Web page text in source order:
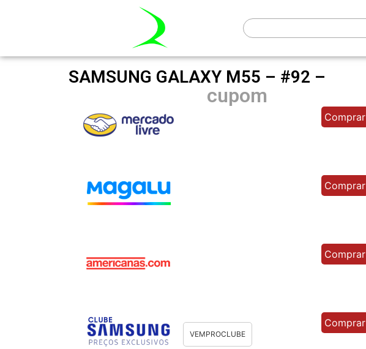
SAMSUNG GALAXY M55 – #92 –
cupom
Comprar
Comprar
Comprar
VEMPROCLUBE
Comprar